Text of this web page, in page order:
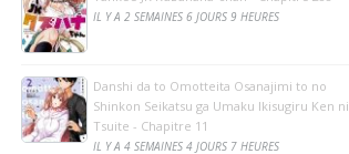
IL Y A 2 SEMAINES 6 JOURS 9 HEURES
Danshi da to Omotteita Osanajimi to no
Shinkon Seikatsu ga Umaku Ikisugiru Ken ni
Tsuite - Chapitre 11
IL Y A 4 SEMAINES 4 JOURS 7 HEURES